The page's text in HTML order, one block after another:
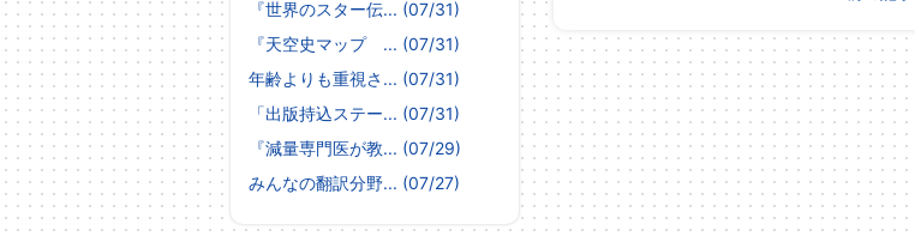
『世界のスター伝... (07/31)
『天空史マップ ... (07/31)
年齢よりも重視さ... (07/31)
「出版持込ステー... (07/31)
『減量専門医が教... (07/29)
みんなの翻訳分野... (07/27)